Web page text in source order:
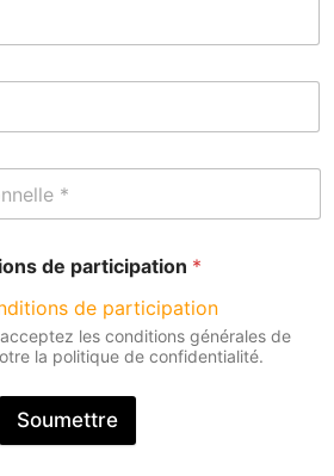
de participation *
de participation
les conditions générales de
la politique de confidentialité.
Soumettre